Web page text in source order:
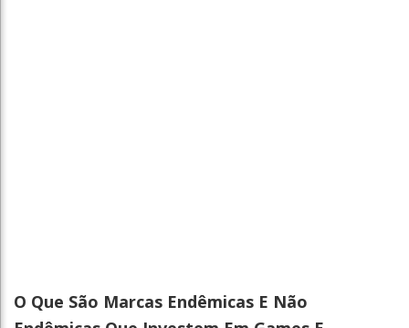
O Que São Marcas Endêmicas E Não